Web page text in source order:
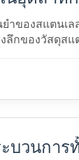
สแตนเล
าของสแตนเ
ลึกของวัสดุสแ
บวนกา